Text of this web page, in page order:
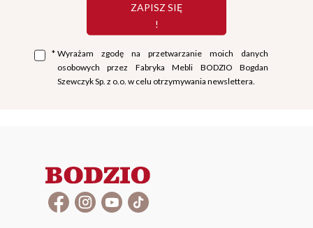
ZAPISZ SIĘ
!
* Wyrażam zgodę na przetwarzanie moich danych
osobowych przez Fabryka Mebli BODZIO Bogdan
Szewczyk Sp. z o.o. w celu otrzymywania newslettera.